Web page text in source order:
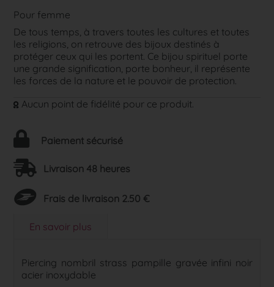
Pour femme
De tous temps, à travers toutes les cultures et toutes
les religions, on retrouve des bijoux destinés à
protéger ceux qui les portent. Ce bijou spirituel porte
une grande signification, porte bonheur, il représente
les forces de la nature et le pouvoir de protection.
Aucun point de fidélité pour ce produit.
Paiement sécurisé
Livraison 48 heures
Frais de livraison 2.50 €
En savoir plus
Piercing nombril strass pampille gravée infini noir
acier inoxydable